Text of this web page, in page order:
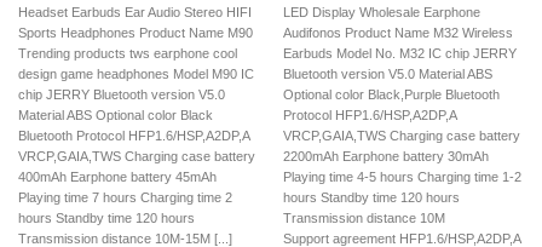
Headset Earbuds Ear Audio Stereo HIFI
Sports Headphones Product Name M90
Trending products tws earphone cool
design game headphones Model M90 IC
chip JERRY Bluetooth version V5.0
Material ABS Optional color Black
Bluetooth Protocol HFP1.6/HSP,A2DP,A
VRCP,GAIA,TWS Charging case battery
400mAh Earphone battery 45mAh
Playing time 7 hours Charging time 2
hours Standby time 120 hours
Transmission distance 10M-15M [...]
LED Display Wholesale Earphone
Audifonos Product Name M32 Wireless
Earbuds Model No. M32 IC chip JERRY
Bluetooth version V5.0 Material ABS
Optional color Black,Purple Bluetooth
Protocol HFP1.6/HSP,A2DP,A
VRCP,GAIA,TWS Charging case battery
2200mAh Earphone battery 30mAh
Playing time 4-5 hours Charging time 1-2
hours Standby time 120 hours
Transmission distance 10M
Support agreement HFP1.6/HSP,A2DP,A